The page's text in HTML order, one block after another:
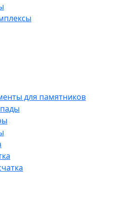
для памятников